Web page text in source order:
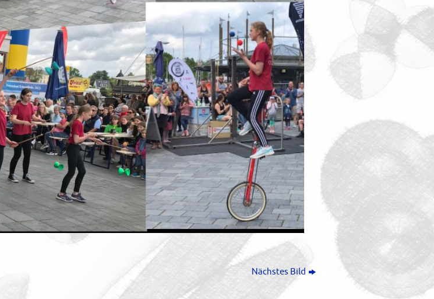
Nächstes Bild